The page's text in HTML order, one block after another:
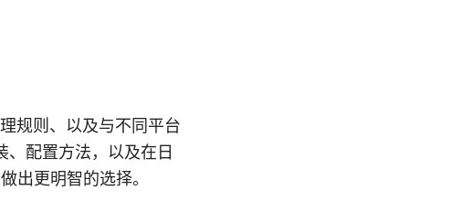
规则、以及与不同平台
配置方法，以及在日
出更明智的选择。